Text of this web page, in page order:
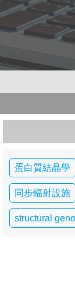
蛋白質結晶學
同步輻射設施
structural